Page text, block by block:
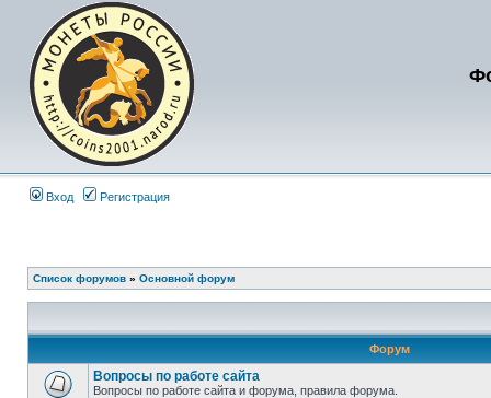
Вход Регистрация
Список форумов » Основной форум
Форум
Вопросы по работе сайта
Вопросы по работе сайта и форума, правила форума.